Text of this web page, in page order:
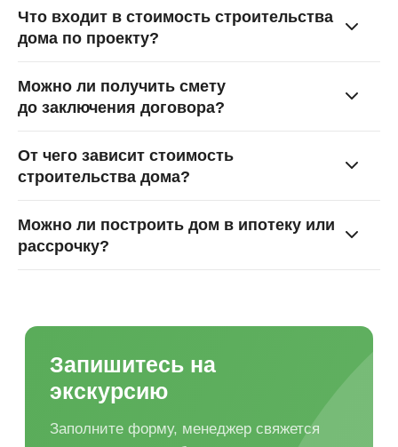
Что входит в стоимость строительства
дома по проекту?
Можно ли получить смету
до заключения договора?
От чего зависит стоимость
строительства дома?
Можно ли построить дом в ипотеку или
рассрочку?